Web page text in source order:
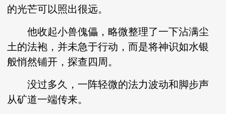
的光芒可以照出很远。
他收起小兽傀儡，略微整理了一下沾满尘
土的法袍，并未急于行动，而是将神识如水银
般悄然铺开，探查四周。
没过多久，一阵轻微的法力波动和脚步声
从矿道一端传来。